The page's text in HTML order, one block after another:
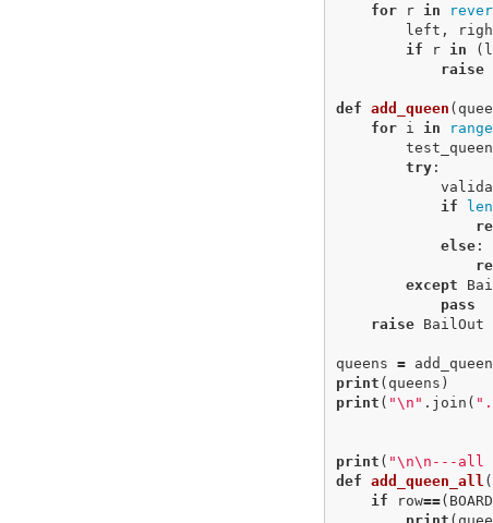
for
r in
left ,
if
r in (
raise
def add_queen (
for i in range
try :
if
len
else :
except
pass
raise BailOut
queens = add_queen
print ( queens )
print ( "\n " . join (
print ( "\n\n ---all
def add_queen_all (
if
row==(